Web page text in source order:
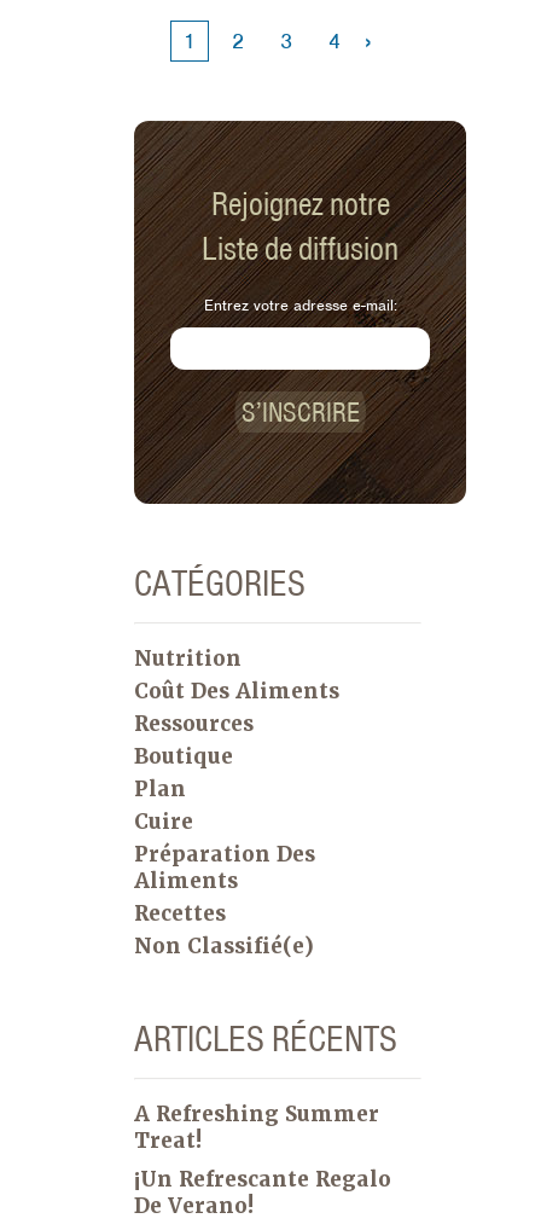
blessures et les visites chez le médecin
en milieu de vacances.
1 2 3 4 ›
Rejoignez notre
Liste de diffusion
Entrez votre adresse e-mail:
S’INSCRIRE
CATÉGORIES
Nutrition
Coût Des Aliments
Ressources
Boutique
Plan
Cuire
Préparation Des
Aliments
Recettes
Non Classifié(e)
ARTICLES RÉCENTS
A Refreshing Summer
Treat!
¡Un Refrescante Regalo
De Verano!